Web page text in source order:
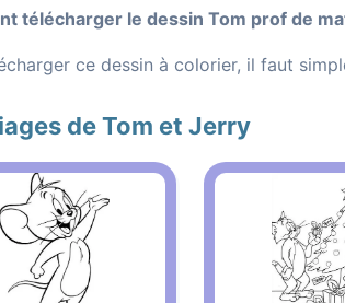
télécharger le dessin Tom prof de
ce dessin à colorier, il faut
de Tom et Jerry